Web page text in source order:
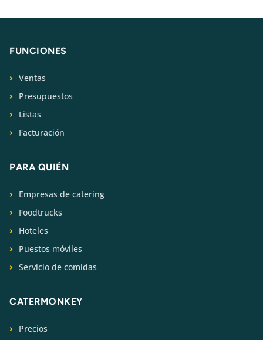
FUNCIONES
Ventas
Presupuestos
Listas
Facturación
PARA QUIÉN
Empresas de catering
Foodtrucks
Hoteles
Puestos móviles
Servicio de comidas
CATERMONKEY
Precios